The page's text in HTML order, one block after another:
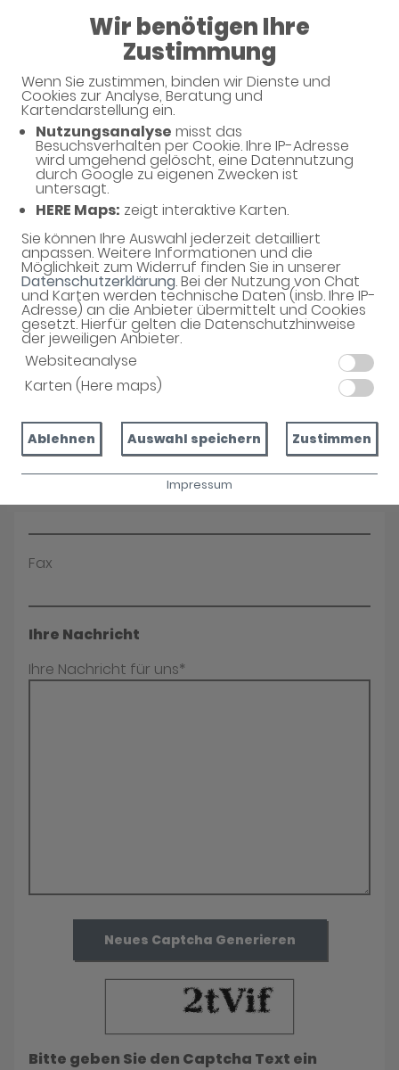
Wir benötigen Ihre
Zustimmung
Wenn Sie zustimmen, binden wir Dienste und
Cookies zur Analyse, Beratung und
Kartendarstellung ein.
Nutzungsanalyse misst das
Besuchsverhalten per Cookie. Ihre IP-Adresse
wird umgehend gelöscht, eine Datennutzung
durch Google zu eigenen Zwecken ist
untersagt.
HERE Maps: zeigt interaktive Karten.
Sie können Ihre Auswahl jederzeit detailliert
anpassen. Weitere Informationen und die
Möglichkeit zum Widerruf finden Sie in unserer
Datenschutzerklärung. Bei der Nutzung von Chat
und Karten werden technische Daten (insb. Ihre IP-
Adresse) an die Anbieter übermittelt und Cookies
gesetzt. Hierfür gelten die Datenschutzhinweise
der jeweiligen Anbieter.
Websiteanalyse
Karten (Here maps)
Ablehnen Auswahl speichern Zustimmen
Impressum
Mauritius-Apotheke
Haben Sie noch Fragen?
Dann schreiben Sie uns einfach eine Nachricht oder
rufen Sie uns direkt unter 07774 - 9397999 an. Wir
helfen Ihnen gerne weiter.
Ihre Daten
Vorname*
Name*
E-Mail*
Fax
Ihre Nachricht
Ihre Nachricht für uns*
Neues Captcha Generieren
Bitte geben Sie den Captcha Text ein